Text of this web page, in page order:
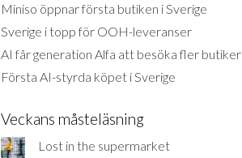
Miniso öppnar första butiken i Sverige
Sverige i topp för OOH-leveranser
AI får generation Alfa att besöka fler butiker
Första AI-styrda köpet i Sverige
Veckans måsteläsning
Lost in the supermarket